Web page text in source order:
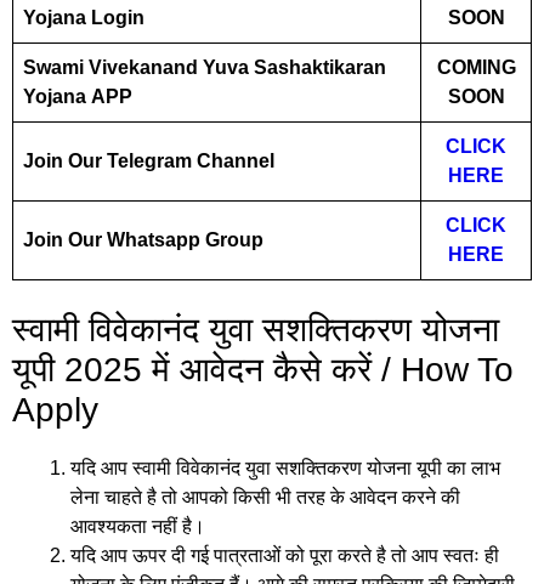
Yojana Login
SOON
Swami Vivekanand Yuva Sashaktikaran
Yojana APP
COMING
SOON
Join Our Telegram Channel
CLICK
HERE
Join Our Whatsapp Group
CLICK
HERE
स्वामी विवेकानंद युवा सशक्तिकरण योजना
यूपी 2025 में आवेदन कैसे करें / How To
Apply
यदि आप स्वामी विवेकानंद युवा सशक्तिकरण योजना यूपी का लाभ
लेना चाहते है तो आपको किसी भी तरह के आवेदन करने की
आवश्यकता नहीं है।
यदि आप ऊपर दी गई पात्रताओं को पूरा करते है तो आप स्वतः ही